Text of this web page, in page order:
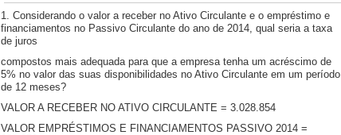
1. Considerando o valor a receber no Ativo Circulante e o empréstimo e
financiamentos no Passivo Circulante do ano de 2014, qual seria a taxa
de juros
compostos mais adequada para que a empresa tenha um acréscimo de
5% no valor das suas disponibilidades no Ativo Circulante em um período
de 12 meses?
VALOR A RECEBER NO ATIVO CIRCULANTE = 3.028.854
VALOR EMPRÉSTIMOS E FINANCIAMENTOS PASSIVO 2014 =